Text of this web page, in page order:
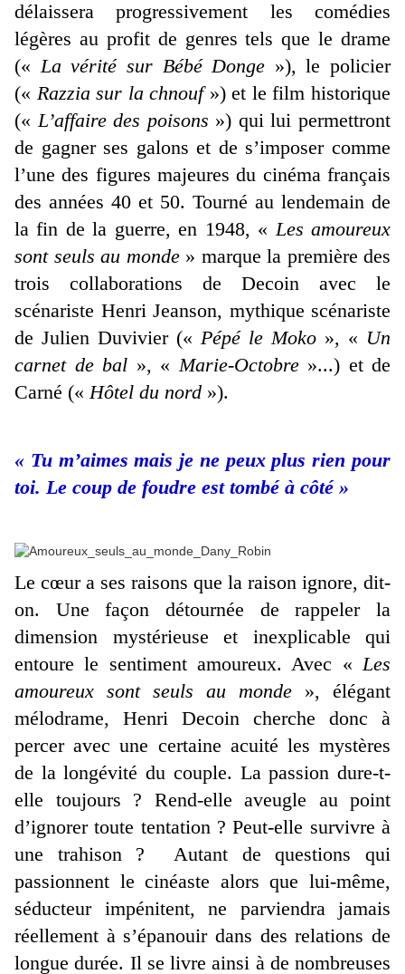
délaissera progressivement les comédies
légères au profit de genres tels que le drame
(« La vérité sur Bébé Donge »), le policier
(« Razzia sur la chnouf») et le film historique
(« L’affaire des poisons ») qui lui permettront
de gagner ses galons et de s’imposer comme
l’une des figures majeures du cinéma français
des années 40 et 50. Tourné au lendemain de
la fin de la guerre, en 1948, « Les amoureux
sont seuls au monde» marque la première des
trois collaborations de Decoin avec le
scénariste Henri Jeanson, mythique scénariste
de Julien Duvivier (« Pépé le Moko », « Un
carnet de bal », « Marie-Octobre»...) et de
Carné (« Hôtel du nord »).
« Tu m’aimes mais je ne peux plus rien pour
toi. Le coup de foudre est tombé à côté »
Le cœur a ses raisons que la raison ignore, dit-
on. Une façon détournée de rappeler la
dimension mystérieuse et inexplicable qui
entoure le sentiment amoureux. Avec «Les
amoureux sont seuls au monde », élégant
mélodrame, Henri Decoin cherche donc à
percer avec une certaine acuité les mystères
de la longévité du couple. La passion dure-t-
elle toujours ? Rend-elle aveugle au point
d’ignorer toute tentation ? Peut-elle survivre à
une trahison ? Autant de questions qui
passionnent le cinéaste alors que lui-même,
séducteur impénitent, ne parviendra jamais
réellement à s’épanouir dans des relations de
longue durée. Il se livre ainsi à de nombreuses